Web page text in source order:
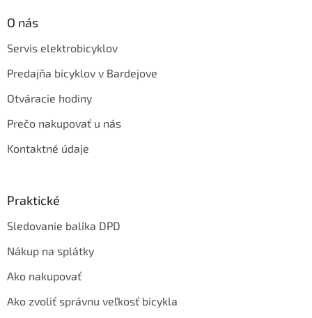
O nás
Servis elektrobicyklov
Predajňa bicyklov v Bardejove
Otváracie hodiny
Prečo nakupovať u nás
Kontaktné údaje
Praktické
Sledovanie balíka DPD
Nákup na splátky
Ako nakupovať
Ako zvoliť správnu veľkosť bicykla